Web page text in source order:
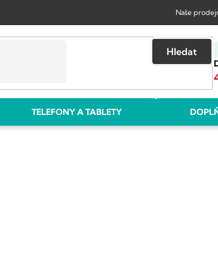
Naše
Hledat
TELEFONY A TABLETY